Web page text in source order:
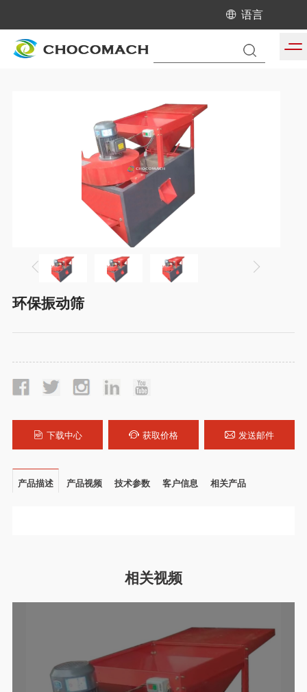
语言
当前位置: 首页/ 产品中心 液压榨油机配套设备
环保振动筛
下载中心 获取价格 发送邮件
产品描述 产品视频 技术参数 客户信息 相关产品
相关视频